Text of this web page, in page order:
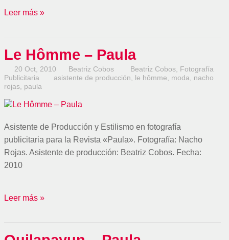
Leer más »
Le Hômme – Paula
20 Oct, 2010 Beatriz Cobos Beatriz Cobos Fotografía
Publicitaria
asistente de producción le hômme moda
nacho
rojas paula
Asistente de Producción y Estilismo en fotografía
publicitaria para la Revista «Paula». Fotografía: Nacho
Rojas. Asistente de producción: Beatriz Cobos. Fecha:
2010
Leer más »